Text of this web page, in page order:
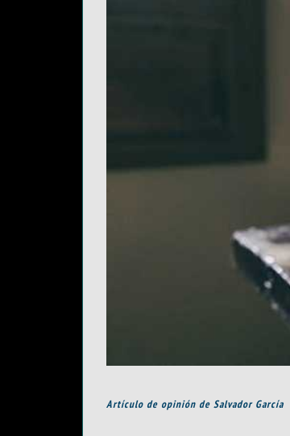
Artículo de opinión de Salvador García